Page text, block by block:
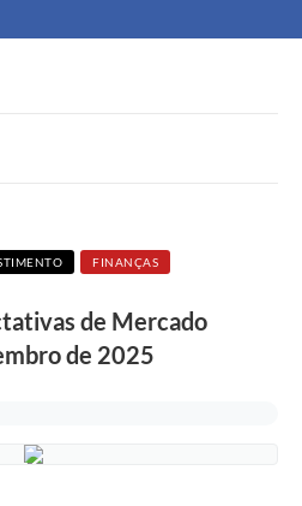
FINANÇAS
de Mercado
de 2025